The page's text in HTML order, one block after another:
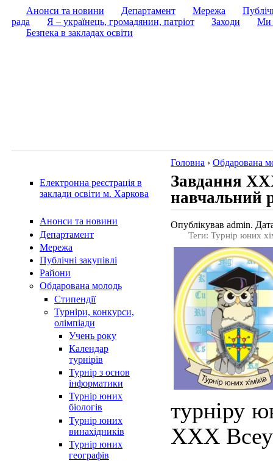
Анонси та новини Департамент Мережа
рада
Я – українець, громадянин, патріот Заходи
Ми
Безпека в закладах освіти
Електронна реєстрація в
заклади освіти м. Харкова
Анонси та новини
Департамент
Мережа
Публічні закупівлі
Райони
Обдарована молодь
Стипендії
Турнiри, конкурси,
олiмпiади
Учень року
Календар
турнірів
Турнір з основ
інформатики
Турнір юних
біологів
Турнір юних
винахідників
Турнір юних
географів
Головна › Обдарована
Завдання
навчальний
Опублікував admin.
Теги: Турнір юних
турніру
ХХХ